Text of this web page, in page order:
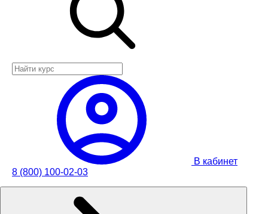
В кабинет
8 (800) 100-02-03